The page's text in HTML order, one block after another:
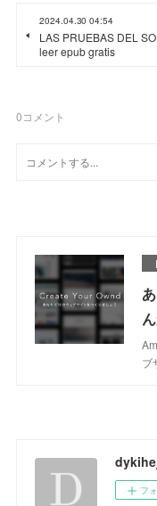
2024.04.30 04:54
LAS PRUEBAS DEL SOL
leer epub gratis
0コメント
ブ
フ